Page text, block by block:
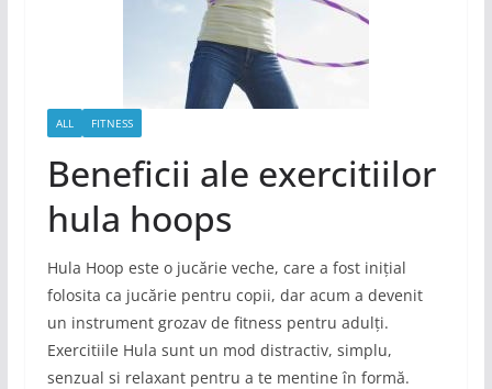
ALL FITNESS
Beneficii ale exercitiilor
hula hoops
Hula Hoop este o jucărie veche, care a fost inițial
folosita ca jucărie pentru copii, dar acum a devenit
un instrument grozav de fitness pentru adulți.
Exercitiile Hula sunt un mod distractiv, simplu,
senzual si relaxant pentru a te mentine în formă.